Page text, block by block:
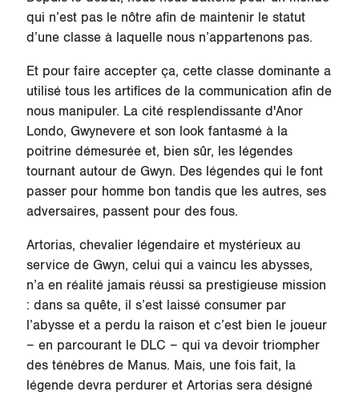
qui n’est pas le nôtre afin de maintenir le statut
d’une classe à laquelle nous n’appartenons pas.
Et pour faire accepter ça, cette classe dominante a
utilisé tous les artifices de la communication afin de
nous manipuler. La cité resplendissante d'Anor
Londo, Gwynevere et son look fantasmé à la
poitrine démesurée et, bien sûr, les légendes
tournant autour de Gwyn. Des légendes qui le font
passer pour homme bon tandis que les autres, ses
adversaires, passent pour des fous.
Artorias, chevalier légendaire et mystérieux au
service de Gwyn, celui qui a vaincu les abysses,
n’a en réalité jamais réussi sa prestigieuse mission
: dans sa quête, il s’est laissé consumer par
l’abysse et a perdu la raison et c’est bien le joueur
– en parcourant le DLC – qui va devoir triompher
des ténèbres de Manus. Mais, une fois fait, la
légende devra perdurer et Artorias sera désigné